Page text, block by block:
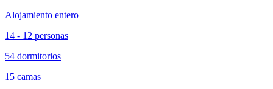
Alojamiento entero
14 - 12 personas
54 dormitorios
15 camas